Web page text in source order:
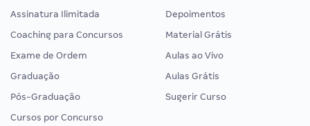
Assinatura Ilimitada
Coaching para Concursos
Exame de Ordem
Graduação
Pós-Graduação
Cursos por Concurso
Depoimentos
Material Grátis
Aulas ao Vivo
Aulas Grátis
Sugerir Curso